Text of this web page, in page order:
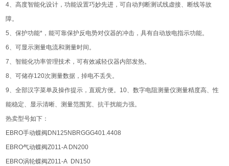
4、高度智能化设计，功能设置巧妙先进，可自动判断测试线虚接、断线等故
障。
5、保护功能*，能可靠保护反电势对仪器的冲击，具有自动放电指示功能。
6、可显示测量电流和测量时间。
7、智能化功率管理技术，可有效减轻仪器内部发热。
8、可储存120次测量数据，掉电不丢失。
9、全部汉字菜单及操作提示，直观方便。10、数字电阻测量仪测量精度高、性
能稳定、显示清晰、测量范围宽、抗干扰能力强。
热卖型号如下：
EBRO手动蝶阀DN125NBRGGG401.4408
EBRO气动蝶阀Z011-A DN200
EBRO涡轮蝶阀Z011-A DN150